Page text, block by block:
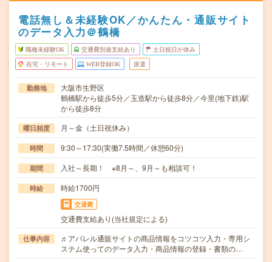
電話無し＆未経験OK／かんたん・通販サイト
のデータ入力＠鶴橋
職種未経験OK 交通費別途支給あり 土日祝日が休み
在宅・リモート WEB登録OK 派遣
勤務地
大阪市生野区
鶴橋駅から徒歩5分／玉造駅から徒歩8分／今里(地下鉄)駅
から徒歩8分
曜日頻度 月～金（土日祝休み）
時間 9:30～17:30(実働7.5時間／休憩60分)
期間 入社～長期！ ※8月～、9月～も相談可！
時給 時給1700円
交通費
交通費支給あり(当社規定による)
仕事内容
♬アパレル通販サイトの商品情報をコツコツ入力・専用シ
ステム使ってのデータ入力・商品情報の登録・書類の…